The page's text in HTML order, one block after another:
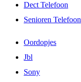
Dect Telefoon
Senioren Telefoon
Oordopjes
Jbl
Sony